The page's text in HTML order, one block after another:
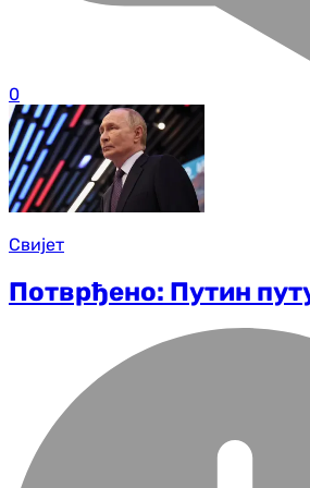
0
Свијет
Потврђено: Путин